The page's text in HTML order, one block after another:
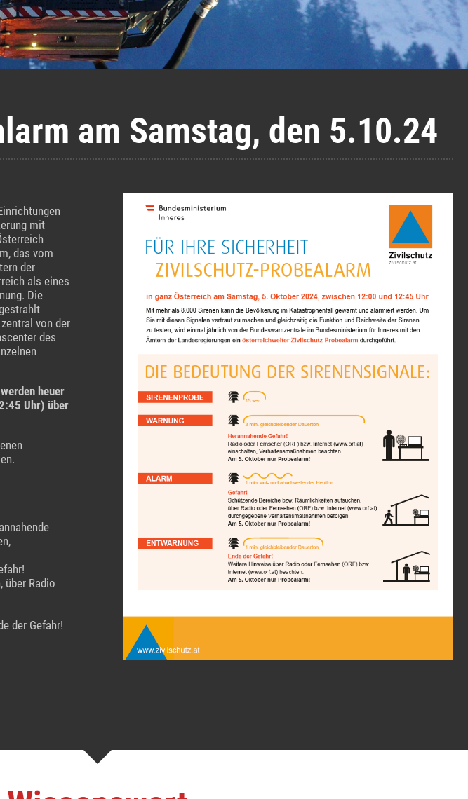
am Samstag, den 5.10.24
mit
das vom
der
als eines
Die
von der
des
heuer
Uhr) über
über Radio
der Gefahr!